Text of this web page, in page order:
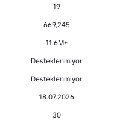
19
669,245
11.6M+
Desteklenmiyor
Desteklenmiyor
18.07.2026
30